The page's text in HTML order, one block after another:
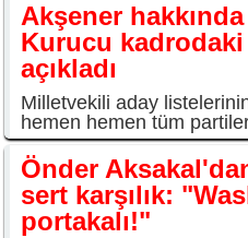
Akşener
Kurucu
açıkladı
Milletvekili aday
hemen hemen tüm
Önder
sert karşılık:
portakalı!"